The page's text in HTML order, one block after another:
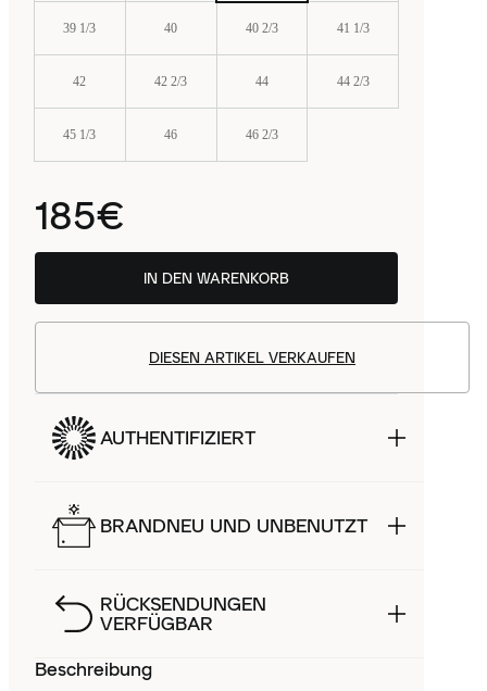
39 1/3 40 40 2/3 41 1/3
42 42 2/3 44 44 2/3
45 1/3 46 46 2/3
185€
IN DEN WARENKORB
DIESEN ARTIKEL VERKAUFEN
AUTHENTIFIZIERT
BRANDNEU UND UNBENUTZT
RÜCKSENDUNGEN
VERFÜGBAR
Beschreibung